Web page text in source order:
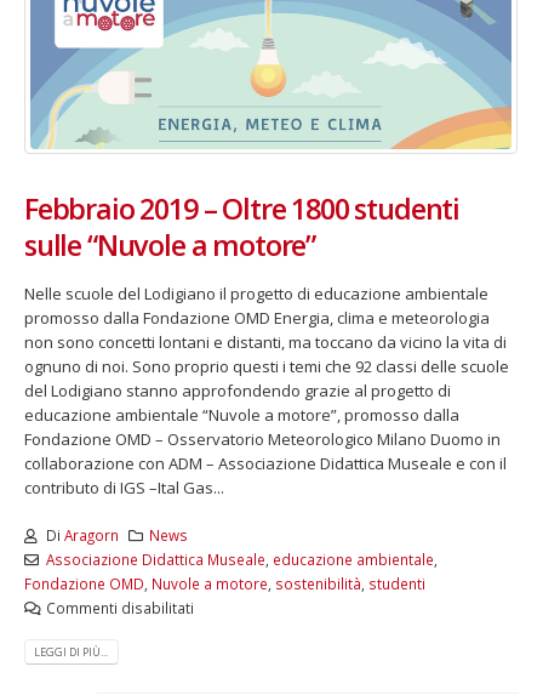
Febbraio 2019 – Oltre 1800 studenti
sulle “Nuvole a motore”
Nelle scuole del Lodigiano il progetto di educazione ambientale
promosso dalla Fondazione OMD Energia, clima e meteorologia
non sono concetti lontani e distanti, ma toccano da vicino la vita di
ognuno di noi. Sono proprio questi i temi che 92 classi delle scuole
del Lodigiano stanno approfondendo grazie al progetto di
educazione ambientale “Nuvole a motore”, promosso dalla
Fondazione OMD – Osservatorio Meteorologico Milano Duomo in
collaborazione con ADM – Associazione Didattica Museale e con il
contributo di IGS –Ital Gas...
Di Aragorn
News
Associazione Didattica Museale educazione ambientale
Fondazione OMD Nuvole a motore sostenibilità studenti
Commenti disabilitati
LEGGI DI PIÙ...